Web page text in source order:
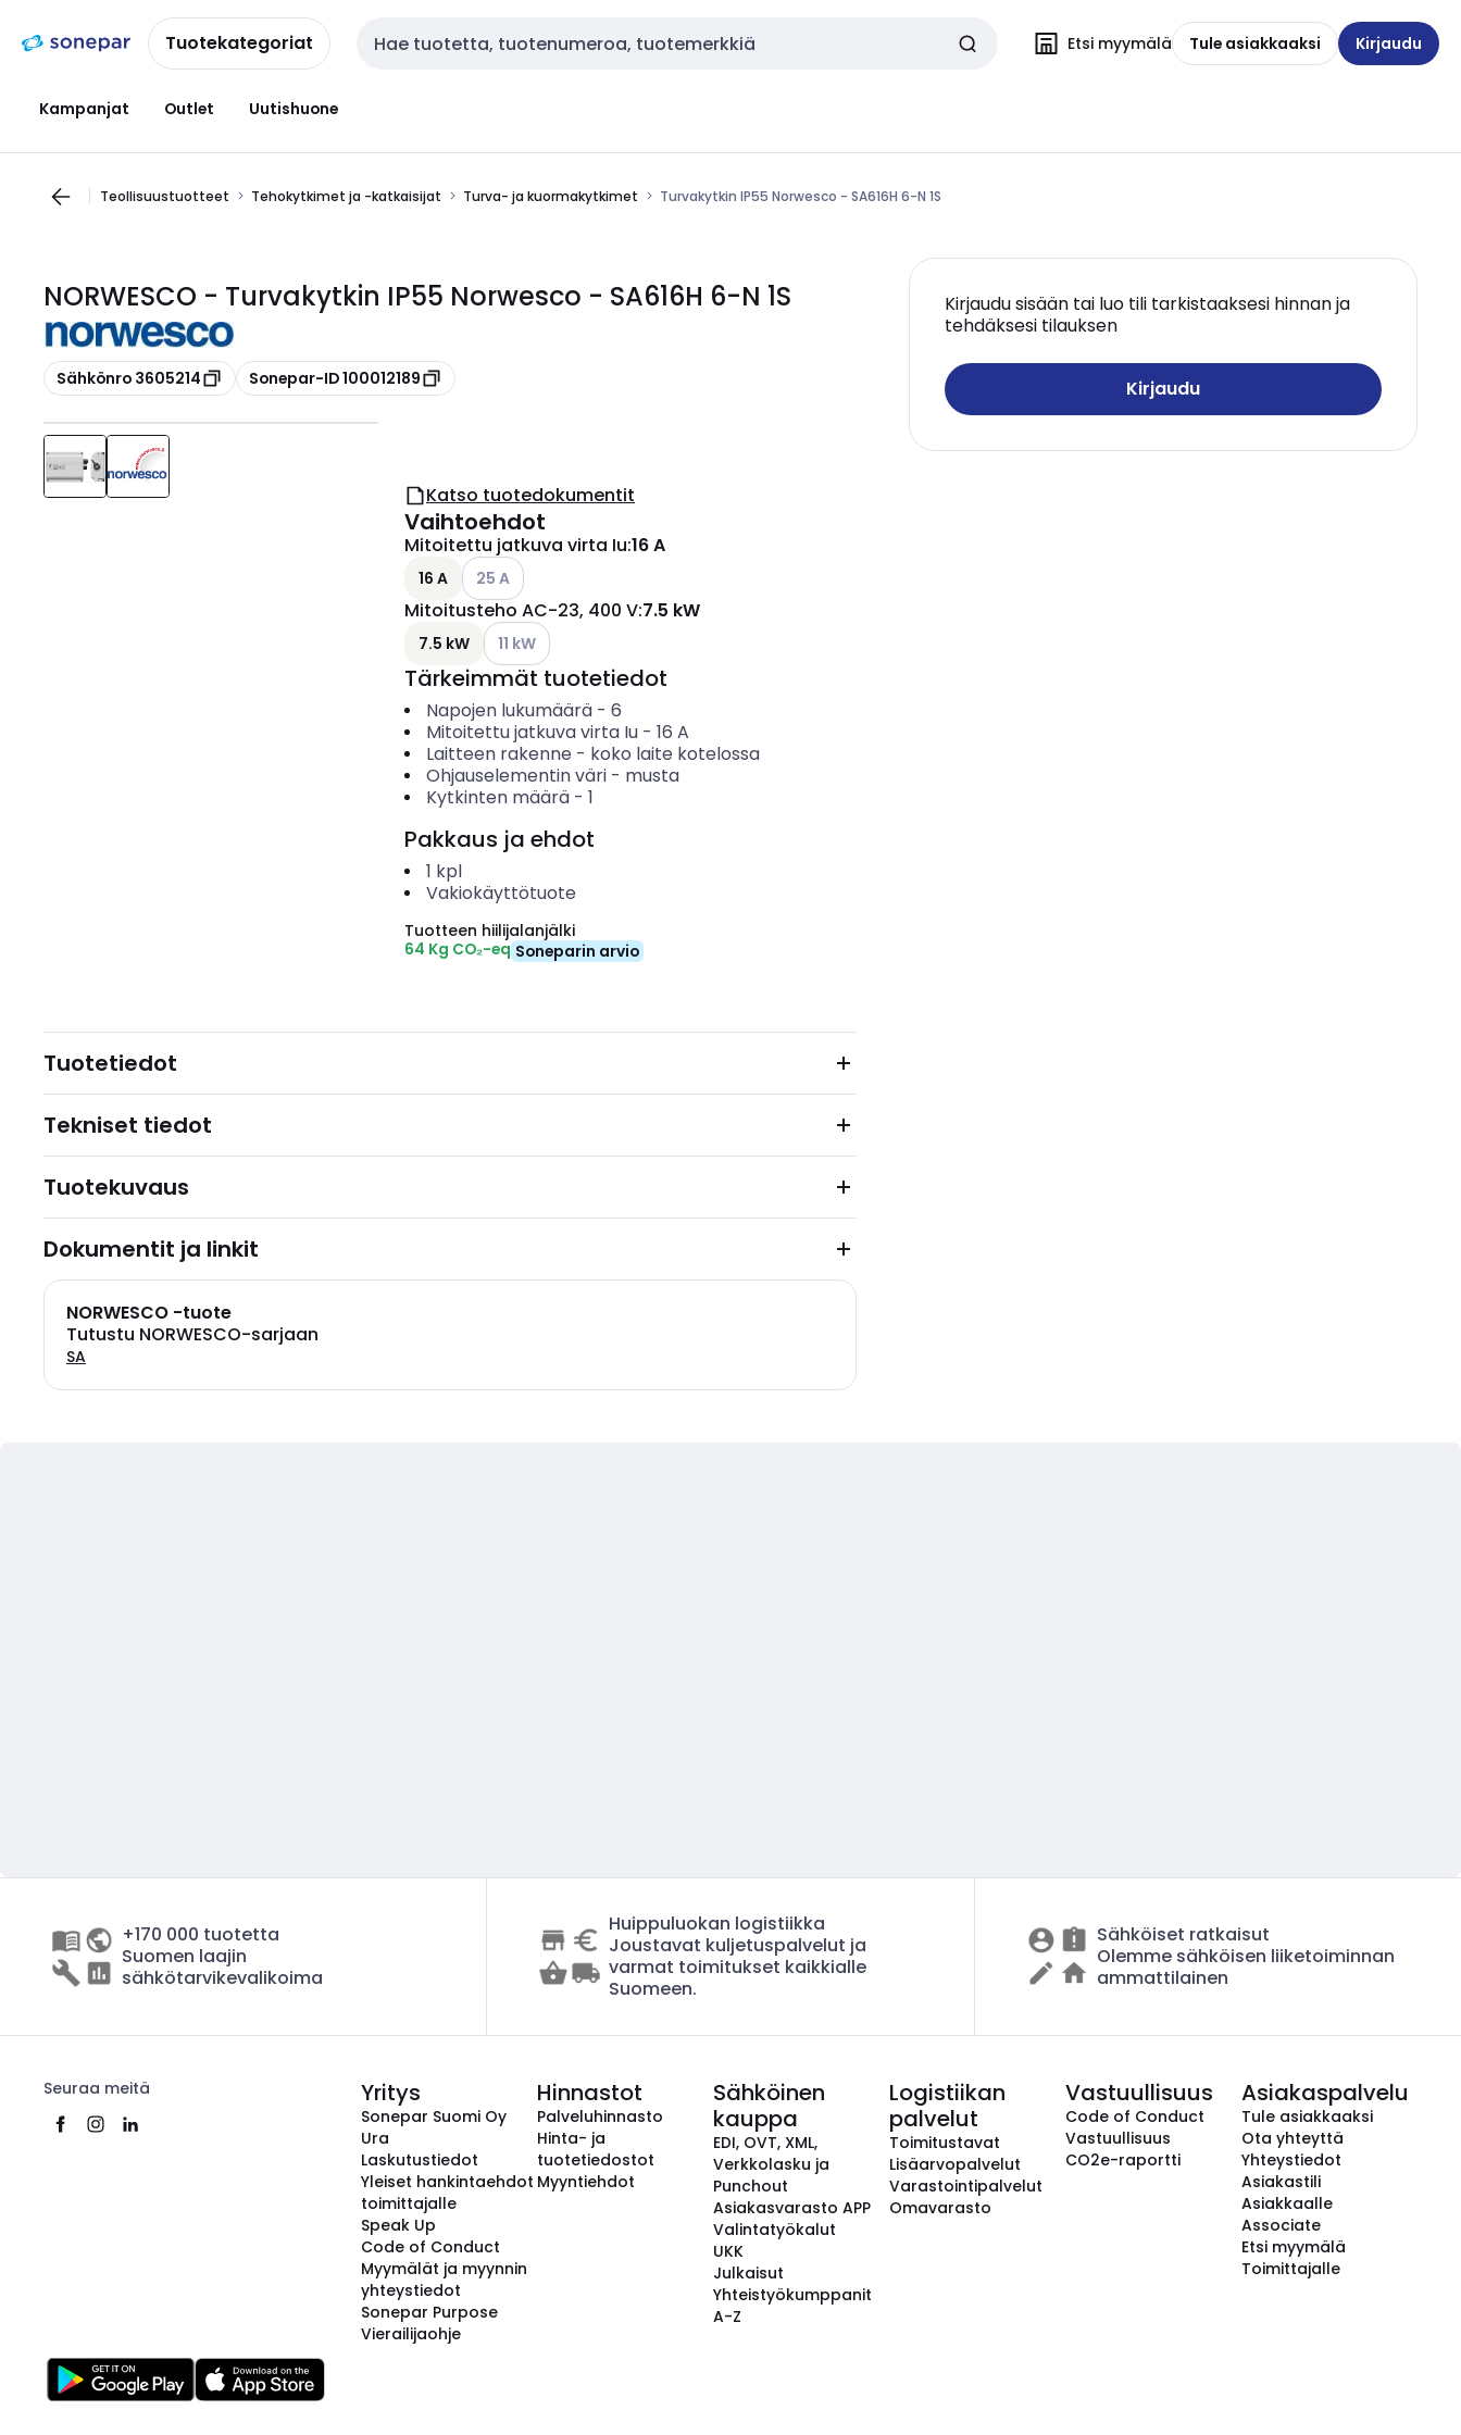
navigointiinsisältöönTuotekategoriat Haku Etsi myymälä Tule asiakkaaksi Kirjaudu
Kampanjat Outlet Uutishuone
Teollisuustuotteet Tehokytkimet ja -katkaisijat Turva- ja kuormakytkimet Turvakytkin IP55 Norwesco - SA616H 6-N 1S
NORWESCO - Turvakytkin IP55 Norwesco - SA616H 6-N 1S
Kopioi
Sähkönro 3605214 Kopioi
Sonepar-ID 100012189
Kirjaudu sisään tai luo tili tarkistaaksesi hinnan ja
tehdäksesi tilauksen
Kirjaudu
Katso tuotedokumentit
Vaihtoehdot
Mitoitettu jatkuva virta Iu:16 A
16 A Katso käytettävissä olevat vaihtoehdot
25 A
Mitoitusteho AC-23, 400 V:7.5 kW
7.5 kW Katso käytettävissä olevat vaihtoehdot
11 kW
Tärkeimmät tuotetiedot
Napojen lukumäärä- 6
Mitoitettu jatkuva virta Iu- 16 A
Laitteen rakenne - koko laite kotelossa
Ohjauselementin väri- musta
Kytkinten määrä- 1
Pakkaus ja ehdot
1 kpl
Vakiokäyttötuote
Tuotteen hiilijalanjälki
64 Kg CO₂-eq Soneparin arvio
Tuotetiedot
Tekniset tiedot
Tuotekuvaus
Dokumentit ja linkit
NORWESCO -tuote
Tutustu NORWESCO-sarjaan
SA
+170 000 tuotetta
Suomen laajin
sähkötarvikevalikoima
Huippuluokan logistiikka
Joustavat kuljetuspalvelut ja
varmat toimitukset kaikkialle
Suomeen.
Sähköiset ratkaisut
Olemme sähköisen liiketoiminnan
ammattilainen
Seuraa meitä Yritys
Sonepar Suomi Oy
Ura
Laskutustiedot
Yleiset hankintaehdot
toimittajalle
Speak Up
Code of Conduct
Myymälät ja myynnin
yhteystiedot
Sonepar Purpose
Vierailijaohje
Hinnastot
Palveluhinnasto
Hinta- ja
tuotetiedostot
Myyntiehdot
Sähköinen
kauppa
EDI, OVT, XML,
Verkkolasku ja
Punchout
Asiakasvarasto APP
Valintatyökalut
UKK
Julkaisut
Yhteistyökumppanit
A-Z
Logistiikan
palvelut
Toimitustavat
Lisäarvopalvelut
Varastointipalvelut
Omavarasto
Vastuullisuus
Code of Conduct
Vastuullisuus
CO2e-raportti
Asiakaspalvelu
Tule asiakkaaksi
Ota yhteyttä
Yhteystiedot
Asiakastili
Asiakkaalle
Associate
Etsi myymälä
Toimittajalle